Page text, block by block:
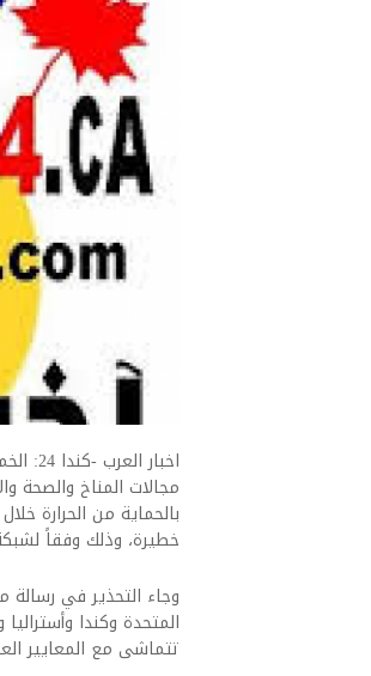
مجالات المناخ والصحة
خطيرة، وذلك وفقاً
المتحدة وكندا
تتماشى مع المعايير